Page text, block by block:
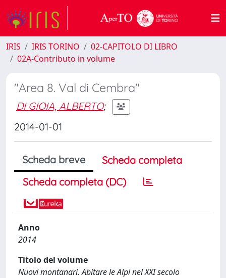
IRIS IRIS TORINO
02-CAPITOLO DI LIBRO
02A-Contributo in volume
"Area 8. Val di Cembra"
DI GIOIA, ALBERTO;
2014-01-01
Scheda breve
Scheda completa
Scheda completa (DC)
Anno
2014
Titolo del volume
Nuovi montanari. Abitare le Alpi nel XXI secolo